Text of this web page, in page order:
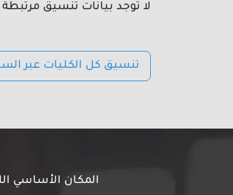
لا توجد بيانات تنسيق
تنسيق كل الكليات عبر
المكان الأساسي